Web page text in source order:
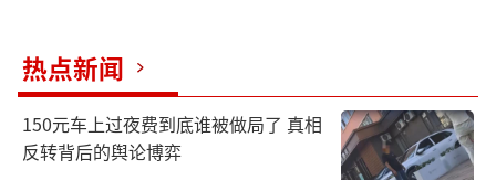
热点新闻
150元车上过夜费到底谁被做局了 真相
反转背后的舆论博弈